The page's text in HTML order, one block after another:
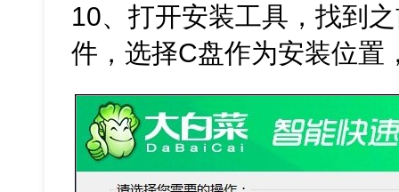
10、打开安装工具，找到
件，选择C盘作为安装位置